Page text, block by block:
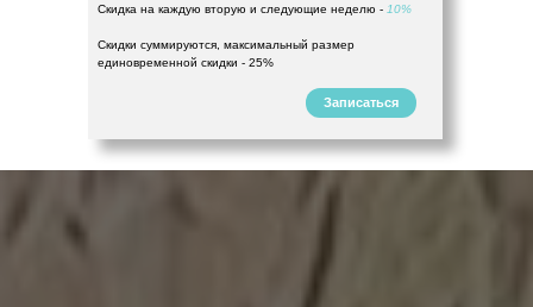
Записаться
Скидка на каждую вторую и следующие неделю - 10%
Скидки суммируются, максимальный размер
единовременной скидки - 25%